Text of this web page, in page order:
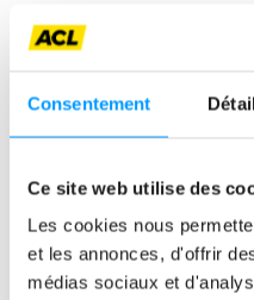
Consentement
Ce site web utilise des
Les cookies nous
et les annonces, d'offrir
médias sociaux et
Mitgliederstimmen